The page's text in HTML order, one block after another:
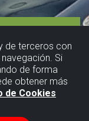
de terceros con
Si
de forma
obtener más
de Cookies